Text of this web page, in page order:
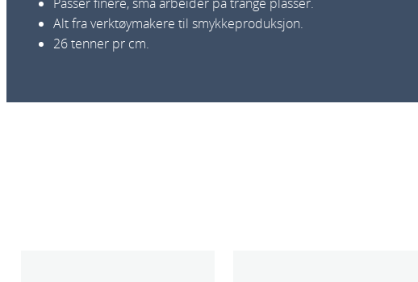
Alt fra verktøymakere til smykkeproduksjon.
26 tenner pr cm.